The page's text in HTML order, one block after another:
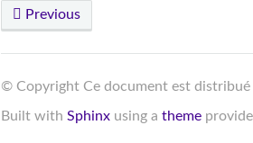
Previous
© Copyright Ce document est distribué
Built with Sphinxusing a theme